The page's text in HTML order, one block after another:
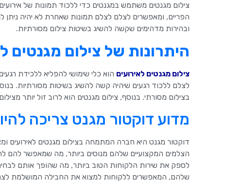
צילום מגנטים משתמש במגנטים כדי ללכוד תמונות של
הפריים, ומאפשרים לצלם לצלם תמונות שאחרת לא יהיה ניתן
ובהירות מדהימים שקשה להשיג בשיטות צילום מסורתיות.
היתרונות של צילום מגנטים
צילום מגנטים לאירועים הוא כלי שימושי להפליא ללכידת
לצלם ללכוד רגעים שיהיה קשה להשיג בשיטות מסורתיות.
בצילום מסורתי. בנוסף, צילום מגנטים הוא לרוב זול יותר
מדוע דוקטור מגנט צריכה
דוקטור מגנט היא חברה המתמחה בצילום מגנטים לאירועים
הצלמים המקצועיים שלהם מנוסים ביותר, מה שמאפשר להם
לספק את שירות הלקוחות הטוב ביותר, מה שהופך אותם
שלהם, המאפשרים ללקוחות למצוא את החבילה המושלמת